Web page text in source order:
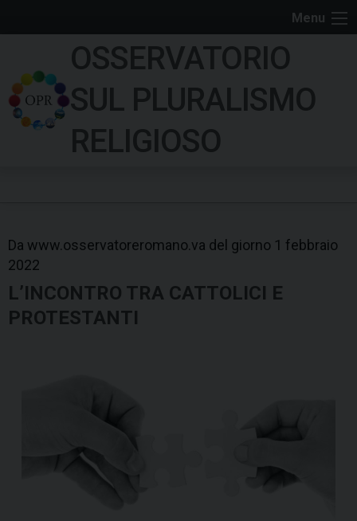
k
Menu
OSSERVATORIO
SUL PLURALISMO
RELIGIOSO
Da www.osservatoreromano.va del giorno 1 febbraio
2022
L’INCONTRO TRA CATTOLICI E
PROTESTANTI